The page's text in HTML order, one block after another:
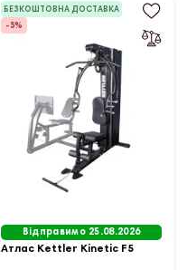
БЕЗКОШТОВНА ДОСТАВКА
-5%
Відправимо 25.08.2026
Атлас Kettler Kinetic F5